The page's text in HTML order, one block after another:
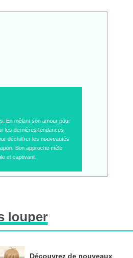
En mêlant son amour pour
les dernières tendances
déchiffrer les nouveautés
Son approche mêle
et captivant.
louper
Découvrez de nouveaux